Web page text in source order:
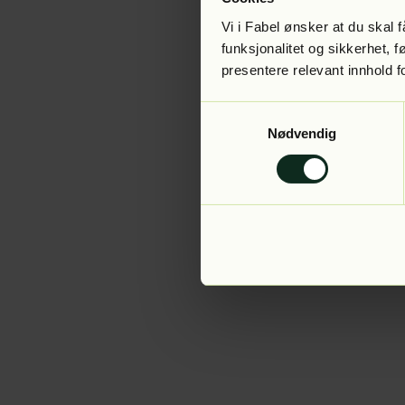
Vi i Fabel ønsker at du skal
funksjonalitet og sikkerhet,
presentere relevant innhold
Nødvendig
Application